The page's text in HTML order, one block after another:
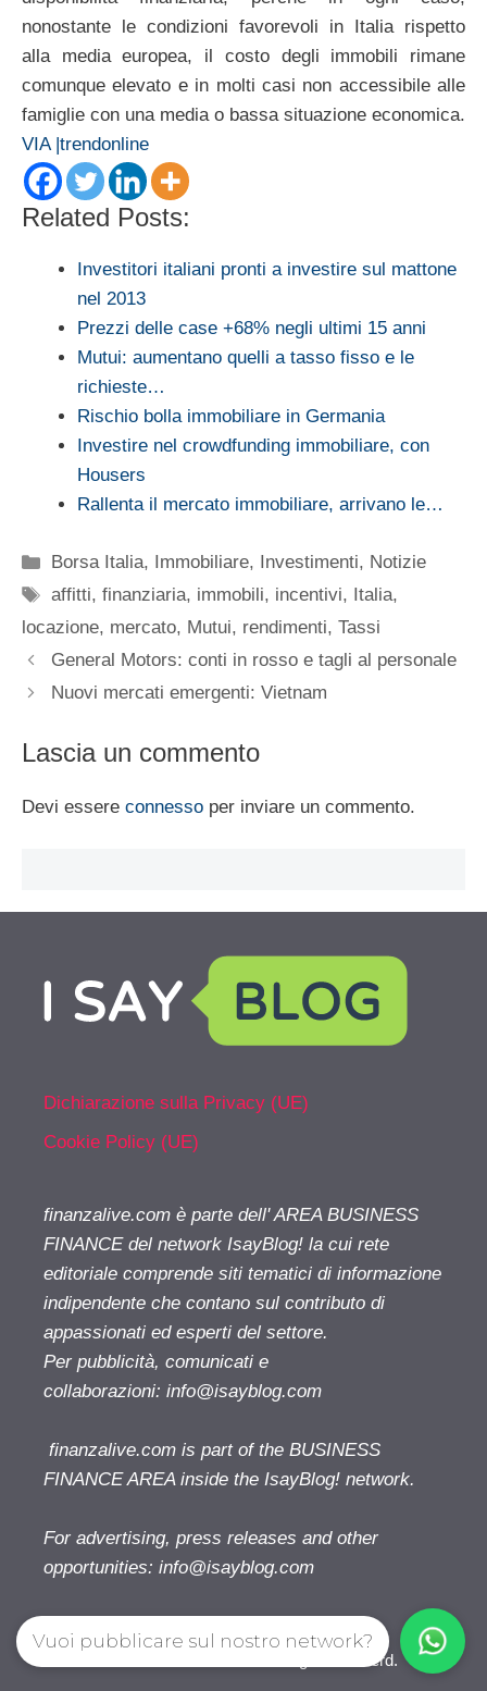
nonostante le condizioni favorevoli in Italia rispetto
alla media europea, il costo degli immobili rimane
comunque elevato e in molti casi non accessibile alle
famiglie con una media o bassa situazione economica.
VIA |trendonline
Related Posts:
Investitori italiani pronti a investire sul mattone
nel 2013
Prezzi delle case +68% negli ultimi 15 anni
Mutui: aumentano quelli a tasso fisso e le
richieste…
Rischio bolla immobiliare in Germania
Investire nel crowdfunding immobiliare, con
Housers
Rallenta il mercato immobiliare, arrivano le…
Categorie
Borsa Italia, Immobiliare, Investimenti, Notizie
Tag
affitti,finanziaria, immobili, incentivi, Italia,
locazione, mercato, Mutui, rendimenti, Tassi
General Motors: conti in rosso e tagli al personale
Nuovi mercati emergenti: Vietnam
Lascia un commento
Devi essere connesso per inviare un commento.
Dichiarazione sulla Privacy (UE)
Cookie Policy (UE)
finanzalive.com è parte dell' AREA BUSINESS
FINANCE del network IsayBlog! la cui rete
editoriale comprende siti tematici di informazione
indipendente che contano sul contributo di
appassionati ed esperti del settore.
Per pubblicità, comunicati e
collaborazioni: info@isayblog.com
finanzalive.com is part of the BUSINESS
FINANCE AREA inside the IsayBlog! network.
For advertising, press releases and other
opportunities: info@isayblog.com
Finanzalive.com © 2026. All right reserverd.
Vuoi pubblicare sul nostro network?